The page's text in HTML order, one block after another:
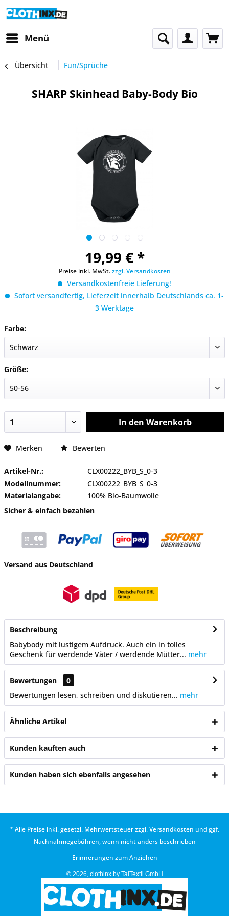
Menü
Übersicht Fun/Sprüche
SHARP Skinhead Baby-Body Bio
19,99 € *
Preise inkl. MwSt.zzgl. Versandkosten
Versandkostenfreie Lieferung!
Sofort versandfertig, Lieferzeit innerhalb Deutschlands ca. 1-
3 Werktage
Farbe:
Größe:
In den Warenkorb
Merken Bewerten
Artikel-Nr.:
CLX00222_BYB_S_0-3
Modellnummer:
CLX00222_BYB_S_0-3
Materialangabe:
100% Bio-Baumwolle
Sicher & einfach bezahlen
Versand aus Deutschland
Beschreibung
Babybody mit lustigem Aufdruck. Auch ein in tolles
Geschenk für werdende Väter / werdende Mütter... mehr
Bewertungen
0
Bewertungen lesen, schreiben und diskutieren... mehr
Ähnliche Artikel
Kunden kauften auch
Kunden haben sich ebenfalls angesehen
* Alle Preise inkl. gesetzl. Mehrwertsteuer zzgl.Versandkosten und ggf.
Nachnahmegebühren, wenn nicht anders beschrieben
Erinnerungen zum Anziehen
© 2026, clothinx by TalTextil GmbH